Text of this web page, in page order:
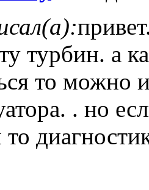
турбин. а
то можно
. но